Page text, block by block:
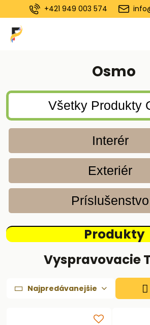
+421 949 003 574
Osmo
Všetky Produkty
Interér
Exteriér
Príslušenstvo
Produkty
Vyspravovacie
Najpredávanejšie